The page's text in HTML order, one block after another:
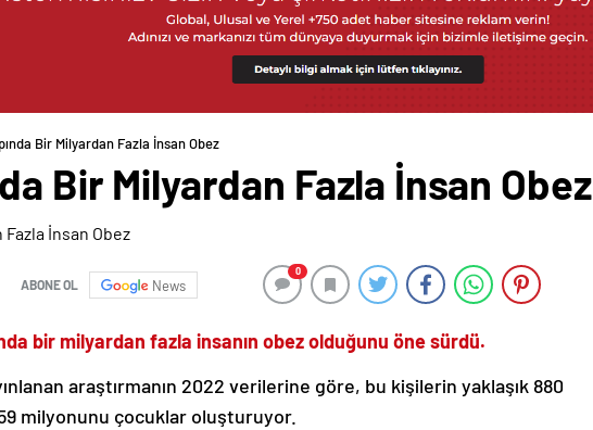
Bir Milyardan Fazla İnsan Obez
Bir Milyardan Fazla İnsan Obez
ABONE OL News
0
bir milyardan fazla insanın obez olduğunu öne sürdü.
araştırmanın 2022 verilerine göre, bu kişilerin yaklaşık 880
milyonunu çocuklar oluşturuyor.